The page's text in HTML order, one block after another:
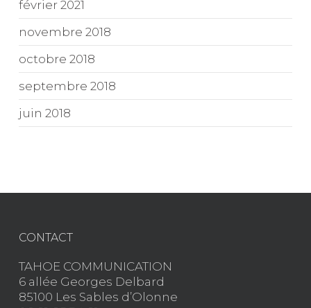
février 2021
novembre 2018
octobre 2018
septembre 2018
juin 2018
CONTACT
TAHOE COMMUNICATION
6 allée Georges Delbard
85100 Les Sables d’Olonne